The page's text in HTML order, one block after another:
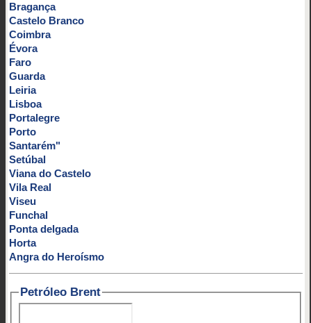
Bragança
Castelo Branco
Coimbra
Évora
Faro
Guarda
Leiria
Lisboa
Portalegre
Porto
Santarém"
Setúbal
Viana do Castelo
Vila Real
Viseu
Funchal
Ponta delgada
Horta
Angra do Heroísmo
Petróleo Brent